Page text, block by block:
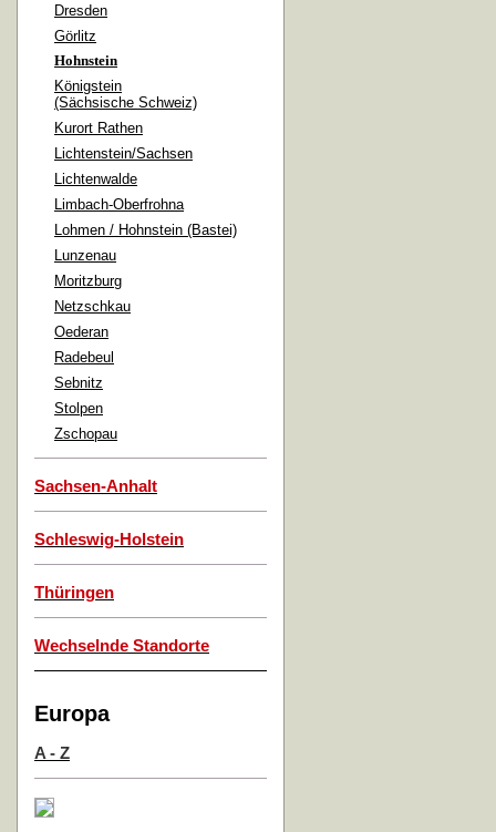
Dresden
Görlitz
Hohnstein
Königstein
(Sächsische Schweiz)
Kurort Rathen
Lichtenstein/Sachsen
Lichtenwalde
Limbach-Oberfrohna
Lohmen / Hohnstein (Bastei)
Lunzenau
Moritzburg
Netzschkau
Oederan
Radebeul
Sebnitz
Stolpen
Zschopau
Sachsen-Anhalt
Schleswig-Holstein
Thüringen
Wechselnde Standorte
Europa
A - Z